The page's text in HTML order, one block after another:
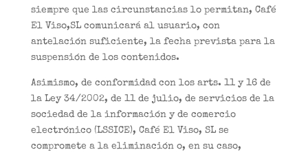
siempre que las circunstancias lo permitan, Café
El Viso,SL comunicará al usuario, con
antelación suficiente, la fecha prevista para la
suspensión de los contenidos.
Asimismo, de conformidad con los arts. 11 y 16 de
la Ley 34/2002, de 11 de julio, de servicios de la
sociedad de la información y de comercio
electrónico (LSSICE), Café El Viso, SL se
compromete a la eliminación o, en su caso,